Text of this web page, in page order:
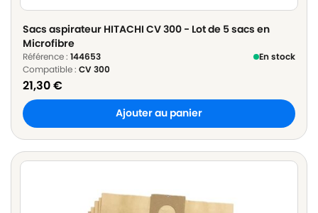
Sacs aspirateur HITACHI CV 300 - Lot de 5 sacs en
Microfibre
Référence : 144653
En stock
Compatible : CV 300
21,30€
Ajouter au panier